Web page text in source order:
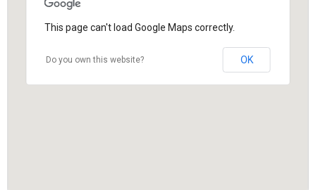
This page can't load Google Maps correctly.
Do you own this website? OK